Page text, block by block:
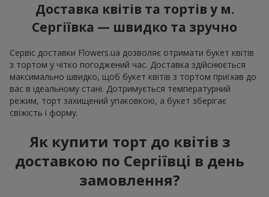
Доставка квітів та тортів у м.
Сергіївка — швидко та зручно
Сервіс доставки Flowers.ua дозволяє отримати букет квітів
з тортом у чітко погоджений час. Доставка здійснюється
максимально швидко, щоб букет квітів з тортом приїхав до
вас в ідеальному стані. Дотримується температурний
режим, торт захищений упаковкою, а букет зберігає
свіжість і форму.
Як купити торт до квітів з
доставкою по Сергіївці в день
замовлення?